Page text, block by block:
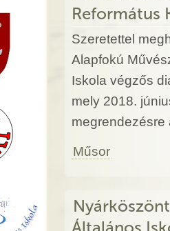
Református
Szeretettel
Alapfokú
Iskola végzős
mely 2018.
megrendezésre
Műsor